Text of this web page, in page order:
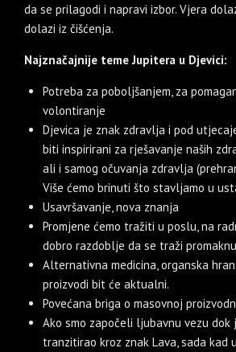
da se prilagodi i napravi izbor. Vjera
dolazi iz čišćenja.
Najznačajnije teme Jupitera u Djevici:
Potreba za poboljšanjem, za
volontiranje
Djevica je znak zdravlja i pod
biti inspirirani za rješavanje naših
ali i samog očuvanja zdravlja
Više ćemo brinuti što stavljamo u
Usavršavanje, nova znanja
Promjene ćemo tražiti u poslu, na
dobro razdoblje da se traži
Alternativna medicina, organska
proizvodi bit će aktualni.
Povećana briga o masovnoj
Ako smo započeli ljubavnu vezu dok
tranzitirao kroz znak Lava, sada kad